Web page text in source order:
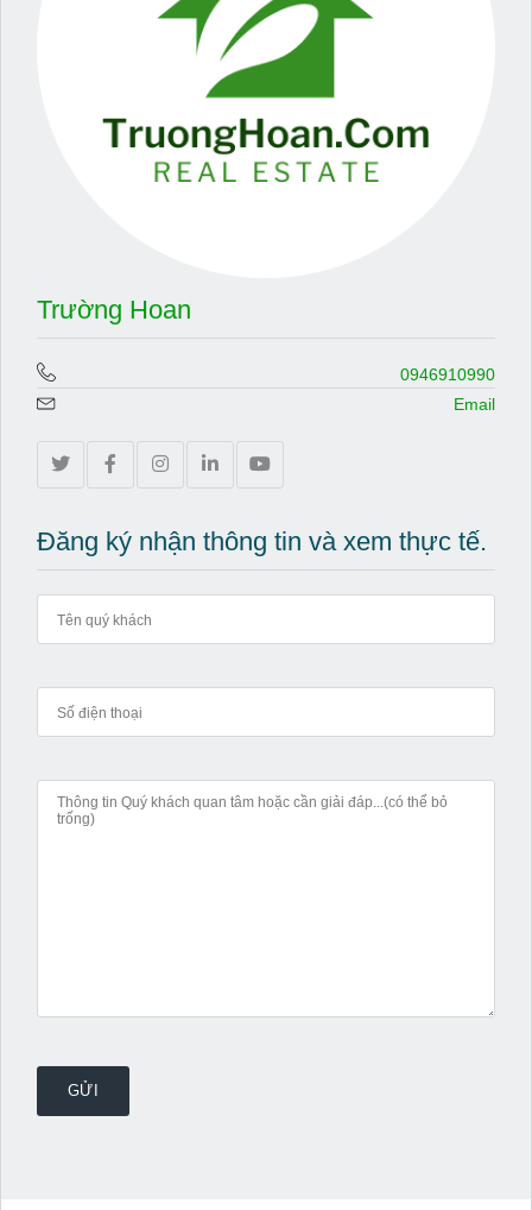
Trường Hoan
0946910990
Email
Đăng ký nhận thông tin và xem thực tế.